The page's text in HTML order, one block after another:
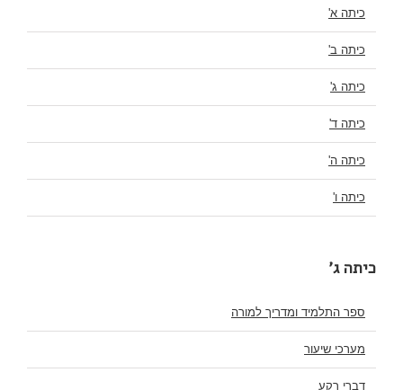
כיתה א'
כיתה ב'
כיתה ג'
כיתה ד'
כיתה ה'
כיתה ו'
כיתה ג'
ספר התלמיד ומדריך למורה
מערכי שיעור
דברי רקע